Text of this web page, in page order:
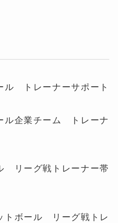
ル トレーナーサポート
ル企業チーム トレーナ
リーグ戦トレーナー帯
トボール リーグ戦トレ